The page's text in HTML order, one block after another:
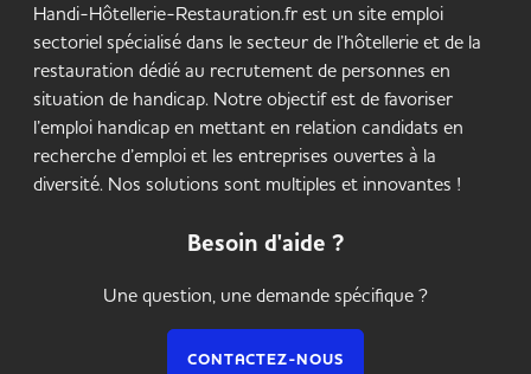
Handi-Hôtellerie-Restauration.fr est un site emploi
sectoriel spécialisé dans le secteur de l’hôtellerie et de la
restauration dédié au recrutement de personnes en
situation de handicap. Notre objectif est de favoriser
l’emploi handicap en mettant en relation candidats en
recherche d’emploi et les entreprises ouvertes à la
diversité. Nos solutions sont multiples et innovantes !
Besoin d'aide ?
Une question, une demande spécifique ?
CONTACTEZ-NOUS